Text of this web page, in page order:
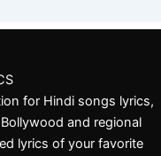
for Hindi songs lyrics,
and regional
lyrics of your favorite